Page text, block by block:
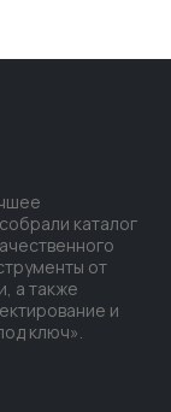
каталог
от
а также
и
ключ».